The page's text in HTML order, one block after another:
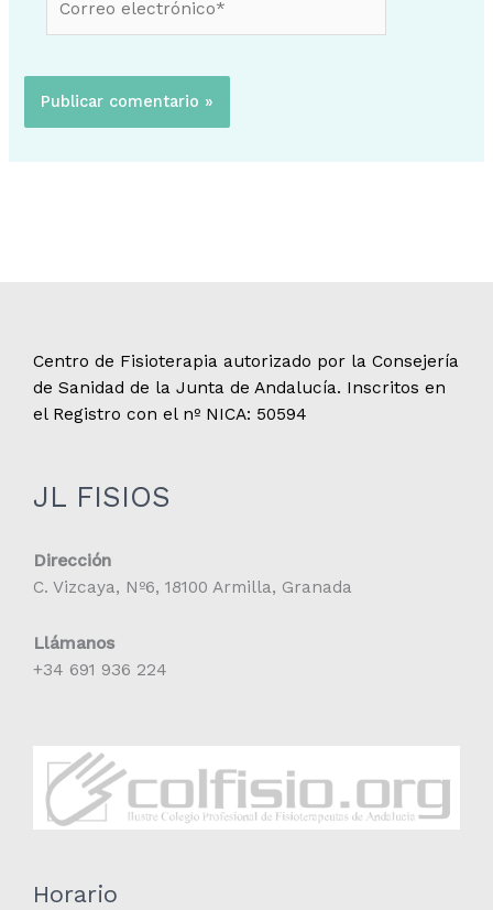
electrónico*
Centro de Fisioterapia autorizado por la Consejería
de Sanidad de la Junta de Andalucía. Inscritos en
el Registro con el nº NICA: 50594
JL FISIOS
Dirección
C. Vizcaya, Nº6, 18100 Armilla, Granada
Llámanos
+34 691 936 224
Horario